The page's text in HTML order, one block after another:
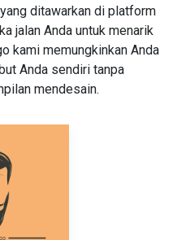
ditawarkan di platform
jalan Anda untuk menarik
kami memungkinkan Anda
Anda sendiri tanpa
mendesain.